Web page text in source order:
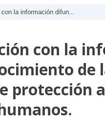
Humanos
BJDH
Puntal
ONU-DH
DH
Invitaciones
Vídeos
Audios
la información difun...
con la
de
protección